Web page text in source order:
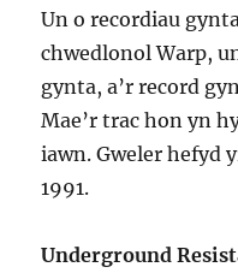
Un o recordiau
chwedlonol Warp,
gynta, a’r record
Mae’r trac hon yn
iawn. Gweler hefyd
1991.
Underground